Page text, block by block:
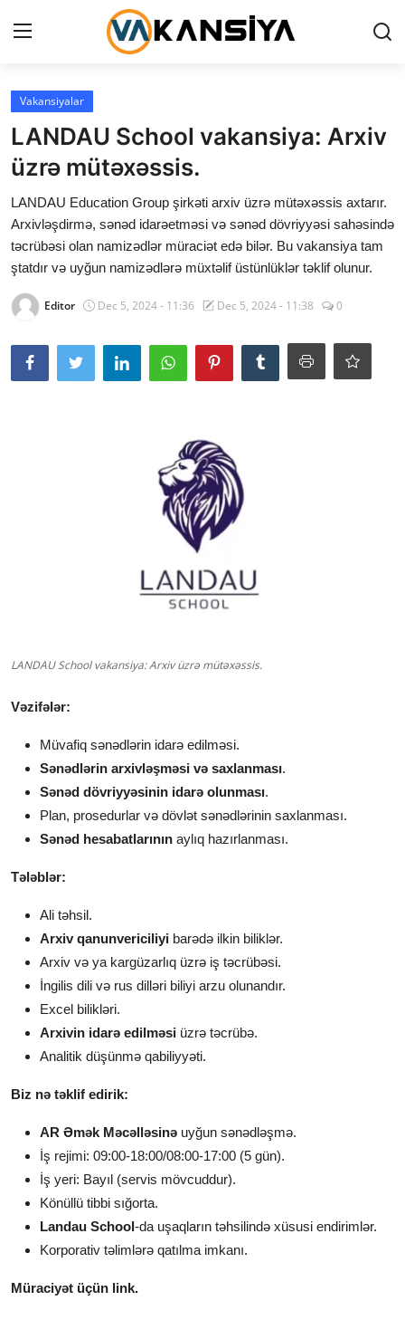
Login
Maliyyə
Əlaqə
Xəbərlər
AZ
Vakansiyalar
LANDAU School vakansiya: Arxiv
üzrə mütəxəssis.
LANDAU Education Group şirkəti arxiv üzrə mütəxəssis axtarır.
Arxivləşdirmə, sənəd idarəetməsi və sənəd dövriyyəsi sahəsində
təcrübəsi olan namizədlər müraciət edə bilər. Bu vakansiya tam
ştatdır və uyğun namizədlərə müxtəlif üstünlüklər təklif olunur.
Editor Dec 5, 2024 - 11:36 Dec 5, 2024 - 11:38 0
LANDAU School vakansiya: Arxiv üzrə mütəxəssis.
Vəzifələr:
Müvafiq sənədlərin idarə edilməsi.
Sənədlərin arxivləşməsi və saxlanması.
Sənəd dövriyyəsinin idarə olunması.
Plan, prosedurlar və dövlət sənədlərinin saxlanması.
Sənəd hesabatlarının aylıq hazırlanması.
Tələblər:
Ali təhsil.
Arxiv qanunvericiliyi barədə ilkin biliklər.
Arxiv və ya kargüzarlıq üzrə iş təcrübəsi.
İngilis dili və rus dilləri biliyi arzu olunandır.
Excel bilikləri.
Arxivin idarə edilməsi üzrə təcrübə.
Analitik düşünmə qabiliyyəti.
Biz nə təklif edirik:
AR Əmək Məcəlləsinə uyğun sənədləşmə.
İş rejimi: 09:00-18:00/08:00-17:00 (5 gün).
İş yeri: Bayıl (servis mövcuddur).
Könüllü tibbi sığorta.
Landau School-da uşaqların təhsilində xüsusi endirimlər.
Korporativ təlimlərə qatılma imkanı.
Müraciyət üçün link.